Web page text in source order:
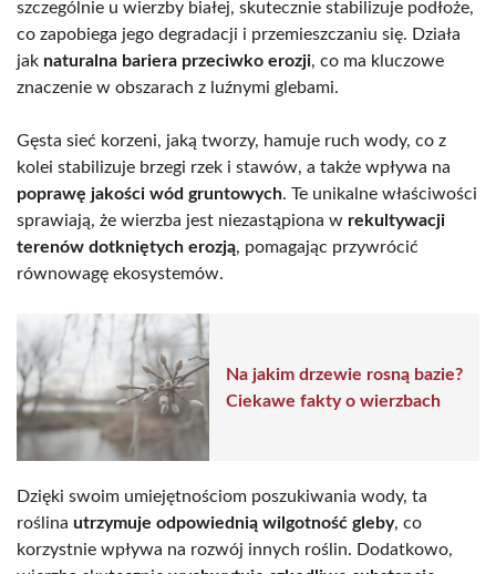
szczególnie u wierzby białej, skutecznie stabilizuje podłoże,
co zapobiega jego degradacji i przemieszczaniu się. Działa
jak naturalna bariera przeciwko erozji, co ma kluczowe
znaczenie w obszarach z luźnymi glebami.
Gęsta sieć korzeni, jaką tworzy, hamuje ruch wody, co z
kolei stabilizuje brzegi rzek i stawów, a także wpływa na
poprawę jakości wód gruntowych. Te unikalne właściwości
sprawiają, że wierzba jest niezastąpiona w rekultywacji
terenów dotkniętych erozją, pomagając przywrócić
równowagę ekosystemów.
Na jakim drzewie rosną bazie?
Ciekawe fakty o wierzbach
Dzięki swoim umiejętnościom poszukiwania wody, ta
roślina utrzymuje odpowiednią wilgotność gleby, co
korzystnie wpływa na rozwój innych roślin. Dodatkowo,